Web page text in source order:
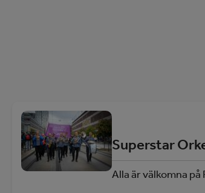
Superstar
Alla är välkomna